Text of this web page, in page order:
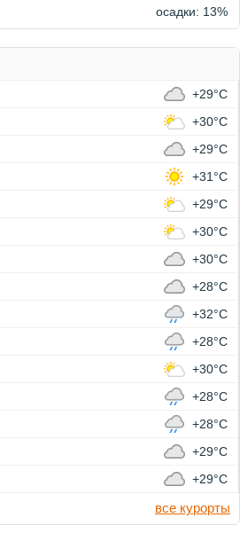
осадки: 13%
+29°C
+30°C
+29°C
+31°C
+29°C
+30°C
+30°C
+28°C
+32°C
+28°C
+30°C
+28°C
+28°C
+29°C
+29°C
все курорты